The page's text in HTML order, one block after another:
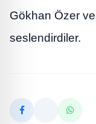
Gökhan Özer
seslendirdiler.